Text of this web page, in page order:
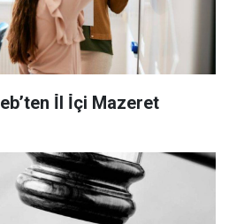
İ̇l İ̇çi Mazeret